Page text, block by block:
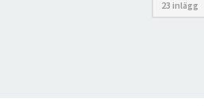
23 inlägg